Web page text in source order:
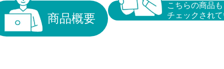
商品概要
こちらの商品も
チェックされ